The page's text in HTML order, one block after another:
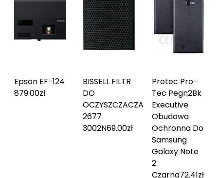
Epson EF-124
879.00zł
BISSELL FILTR
DO
OCZYSZCZACZA
2677
3002N69.00zł
Protec Pro-
Tec Pegn2Bk
Executive
Obudowa
Ochronna Do
Samsung
Galaxy Note
2
Czarna72.41zł